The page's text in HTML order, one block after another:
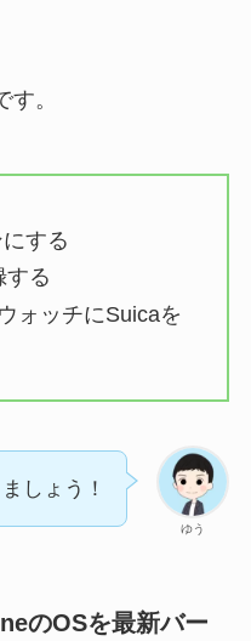
。
する
する
ォッチにSuicaを
ゆう
しょう！
のOSを最新バー